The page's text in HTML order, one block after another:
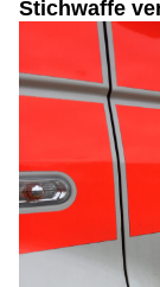
Stichwaffe